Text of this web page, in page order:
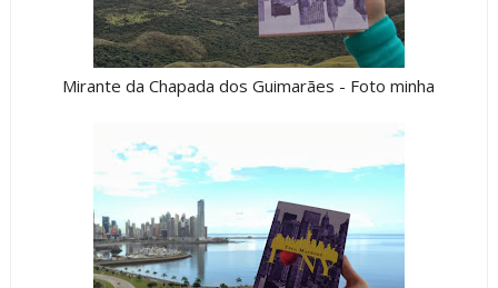
Mirante da Chapada dos Guimarães - Foto minha